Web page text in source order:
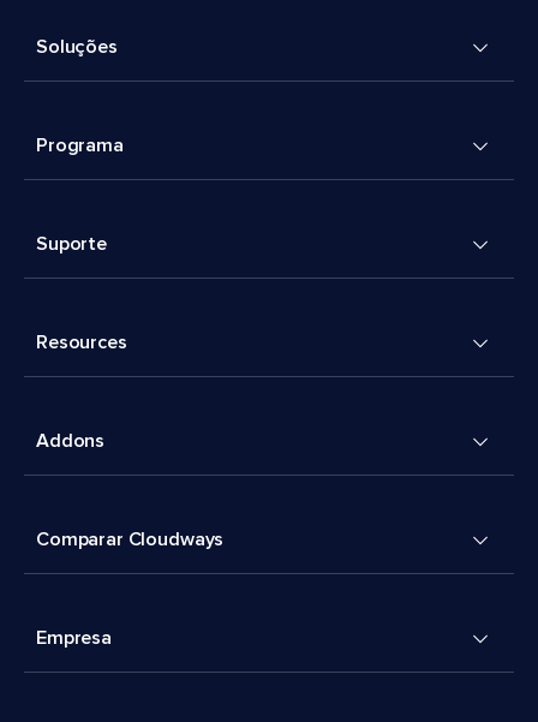
Soluções
Programa
Suporte
Resources
Addons
Comparar Cloudways
Empresa